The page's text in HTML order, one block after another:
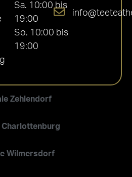
Zehlendorf
Charlottenburg
Wilmersdorf
Sa. 10:00 bis
19:00
So. 10:00 bis
19:00